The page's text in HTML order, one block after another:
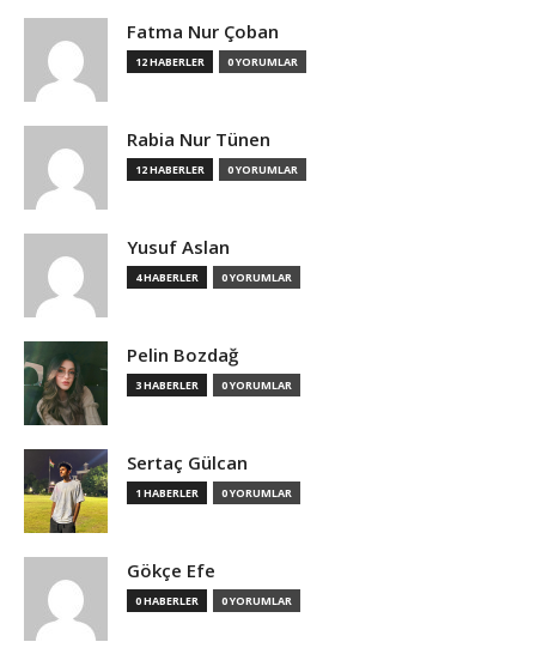
Fatma Nur Çoban
12 HABERLER 0 YORUMLAR
Rabia Nur Tünen
12 HABERLER 0 YORUMLAR
Yusuf Aslan
4 HABERLER 0 YORUMLAR
Pelin Bozdağ
3 HABERLER 0 YORUMLAR
Sertaç Gülcan
1 HABERLER 0 YORUMLAR
Gökçe Efe
0 HABERLER 0 YORUMLAR